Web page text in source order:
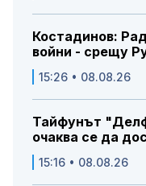
Костадинов:
войни - срещу
15:26 • 08.08.26
Тайфунът
очаква се да
15:16 • 08.08.26